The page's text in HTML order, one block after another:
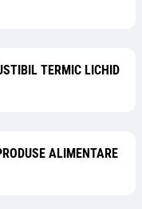
TERMIC LICHID
ALIMENTARE